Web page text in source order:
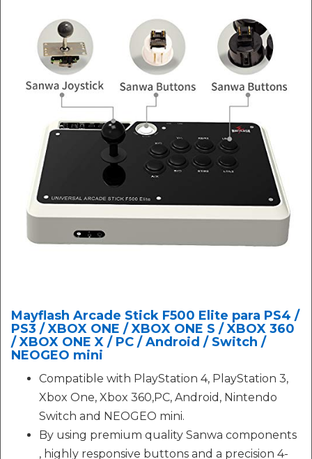
Mayflash Arcade Stick F500 Elite para PS4 /
PS3 / XBOX ONE / XBOX ONE S / XBOX 360
/ XBOX ONE X / PC / Android / Switch /
NEOGEO mini
Compatible with PlayStation 4, PlayStation 3,
Xbox One, Xbox 360,PC, Android, Nintendo
Switch and NEOGEO mini.
By using premium quality Sanwa components
, highly responsive buttons and a precision 4-